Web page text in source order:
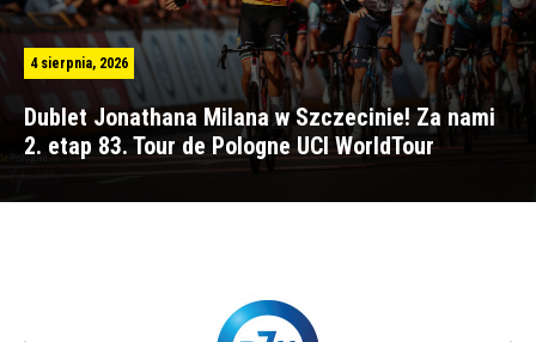
4 sierpnia, 2026
Dublet Jonathana Milana w Szczecinie! Za nami
2. etap 83. Tour de Pologne UCI WorldTour